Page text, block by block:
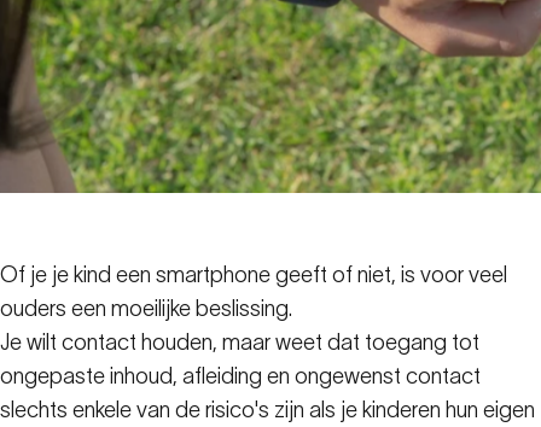
Of je je kind een smartphone geeft of niet, is voor veel
ouders een moeilijke beslissing.
Je wilt contact houden, maar weet dat toegang tot
ongepaste inhoud, afleiding en ongewenst contact
slechts enkele van de risico's zijn als je kinderen hun eigen